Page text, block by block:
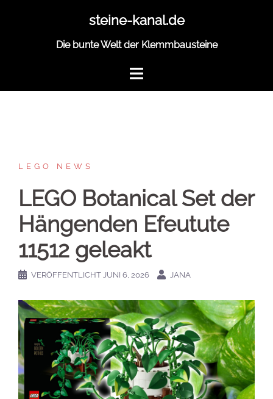
steine-kanal.de
Die bunte Welt der Klemmbausteine
LEGO NEWS
LEGO Botanical Set der
Hängenden Efeutute
11512 geleakt
VERÖFFENTLICHT JUNI 6, 2026 JANA